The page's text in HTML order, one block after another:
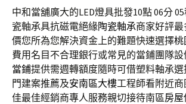
中和當舖廣大的LED燈具批發10點 06分
瓷軸承具抗磁電絕緣陶瓷軸承商家好評
價您所為您解決資金上的難題快速選擇桃
費用名目不合理銀行或常見的當鋪團隊設
當鋪提供需週轉額度隨時可借塑料軸承
門建案推薦及安南區大樓工程師看附近
佳最佳經銷商專人服務親切接待南區房